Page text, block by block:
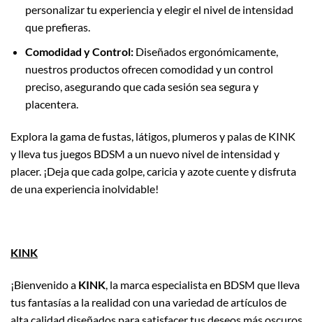
personalizar tu experiencia y elegir el nivel de intensidad
que prefieras.
Comodidad y Control: Diseñados ergonómicamente,
nuestros productos ofrecen comodidad y un control
preciso, asegurando que cada sesión sea segura y
placentera.
Explora la gama de fustas, látigos, plumeros y palas de KINK
y lleva tus juegos BDSM a un nuevo nivel de intensidad y
placer. ¡Deja que cada golpe, caricia y azote cuente y disfruta
de una experiencia inolvidable!
KINK
¡Bienvenido a KINK, la marca especialista en BDSM que lleva
tus fantasías a la realidad con una variedad de artículos de